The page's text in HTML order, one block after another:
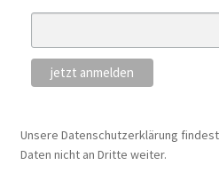
Unsere Datenschutzerklärung findest
Daten nicht an Dritte weiter.